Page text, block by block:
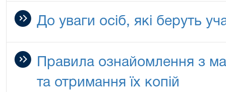
До уваги осіб, які беруть
Правила ознайомлення з
та отримання їх копій